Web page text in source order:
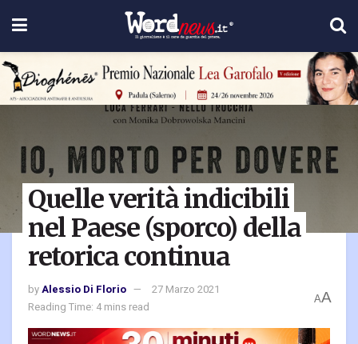
Quelle verità indicibili
nel Paese (sporco) della
retorica continua
byAlessio Di Florio
27 Marzo 2021
Reading Time: 4 mins read
AA